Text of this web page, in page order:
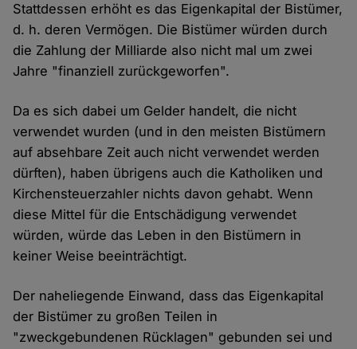
Stattdessen erhöht es das Eigenkapital der Bistümer,
d. h. deren Vermögen. Die Bistümer würden durch
die Zahlung der Milliarde also nicht mal um zwei
Jahre "finanziell zurückgeworfen".
Da es sich dabei um Gelder handelt, die nicht
verwendet wurden (und in den meisten Bistümern
auf absehbare Zeit auch nicht verwendet werden
dürften), haben übrigens auch die Katholiken und
Kirchensteuerzahler nichts davon gehabt. Wenn
diese Mittel für die Entschädigung verwendet
würden, würde das Leben in den Bistümern in
keiner Weise beeinträchtigt.
Der naheliegende Einwand, dass das Eigenkapital
der Bistümer zu großen Teilen in
"zweckgebundenen Rücklagen" gebunden sei und